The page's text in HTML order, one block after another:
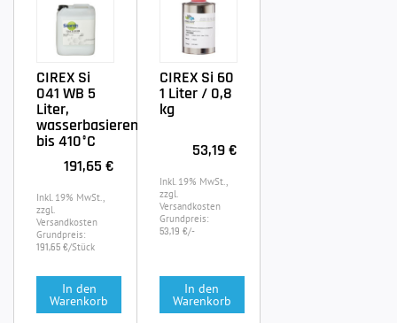
CIREX Si
041 WB 5
Liter,
wasserbasierend,
bis 410°C
191,65 €
Inkl. 19% MwSt.,
zzgl.
Versandkosten
Grundpreis:
191,65 €/Stück
In den
Warenkorb
CIREX Si 60
1 Liter / 0,8
kg
53,19 €
Inkl. 19% MwSt.,
zzgl.
Versandkosten
Grundpreis:
53,19 €/-
In den
Warenkorb